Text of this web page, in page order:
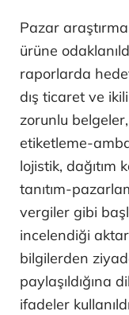
Pazar
ürüne
raporlarda
dış ticaret ve
zorunlu
etiketleme-
lojistik, dağıtım
tanıtım-
vergiler gibi
incelendiği
bilgilerden
paylaşıldığına
ifadeler